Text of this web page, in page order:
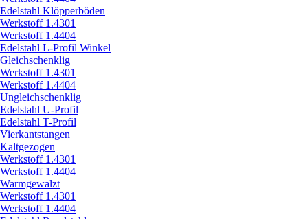
Edelstahl Klöpperböden
Werkstoff 1.4301
Werkstoff 1.4404
Edelstahl L-Profil Winkel
Gleichschenklig
Werkstoff 1.4301
Werkstoff 1.4404
Ungleichschenklig
Edelstahl U-Profil
Edelstahl T-Profil
Vierkantstangen
Kaltgezogen
Werkstoff 1.4301
Werkstoff 1.4404
Warmgewalzt
Werkstoff 1.4301
Werkstoff 1.4404